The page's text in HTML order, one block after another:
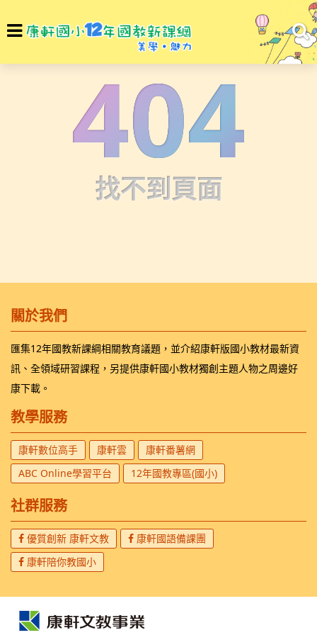
選
404
找不到頁面
關於我們
匯集12年國教新課綱相關教育議題，並介紹康軒版國小教材最新資
訊、全領域研習課程，另提供康軒國小教材獨創主題人物之周邊好
康下載。
教學服務
康軒數位高手 康軒雲
康軒番薯網
ABC Online學習平台
12年國教專區(國小)
社群服務
優質創新 康軒文教
康軒國語備課團
康軒陪你教國小